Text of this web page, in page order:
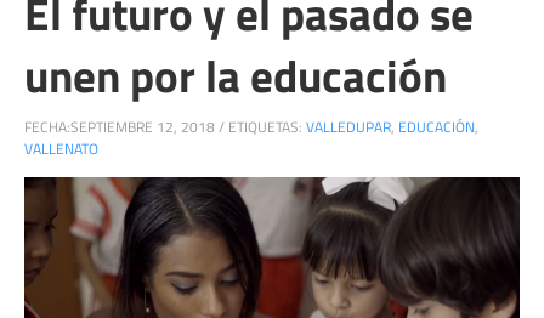
unen por la educación
FECHA:SEPTIEMBRE 12, 2018/ ETIQUETAS: VALLEDUPAR, EDUCACIÓN,
VALLENATO